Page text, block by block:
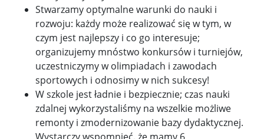
Stwarzamy optymalne warunki do nauki i
rozwoju: każdy może realizować się w tym, w
czym jest najlepszy i co go interesuje;
organizujemy mnóstwo konkursów i turniejów,
uczestniczymy w olimpiadach i zawodach
sportowych i odnosimy w nich sukcesy!
W szkole jest ładnie i bezpiecznie; czas nauki
zdalnej wykorzystaliśmy na wszelkie możliwe
remonty i zmodernizowanie bazy dydaktycznej.